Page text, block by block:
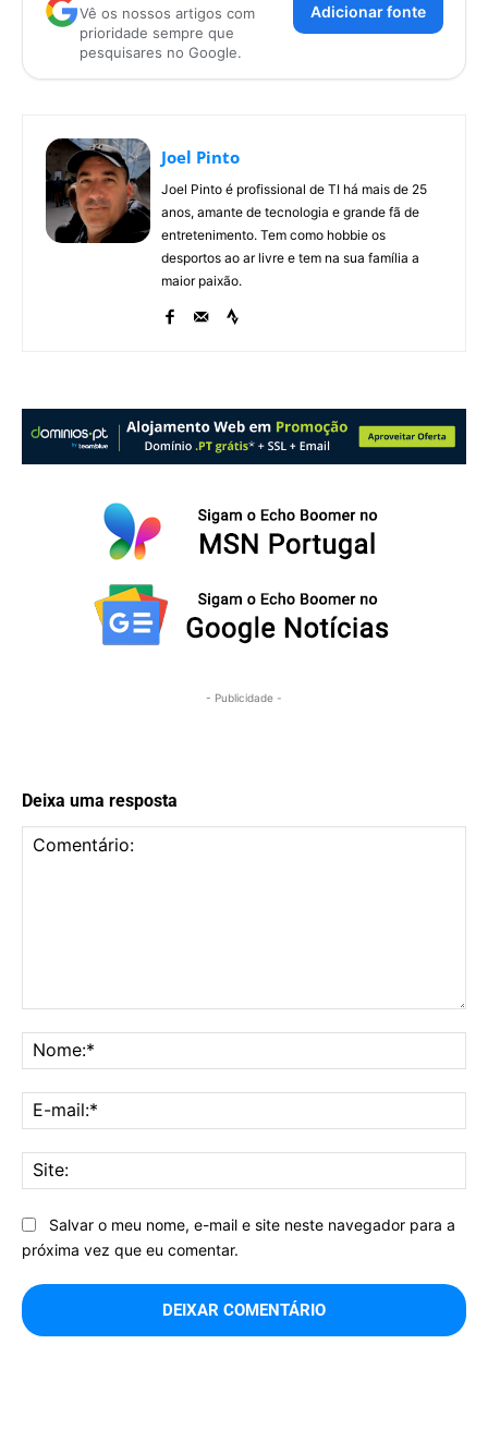
Vê os nossos artigos com
prioridade sempre que
pesquisares no Google.
Adicionar fonte
Joel Pinto
Joel Pinto é profissional de TI há mais de 25
anos, amante de tecnologia e grande fã de
entretenimento. Tem como hobbie os
desportos ao ar livre e tem na sua família a
maior paixão.
- Publicidade -
Deixa uma resposta
Salvar o meu nome, e-mail e site neste navegador para a
próxima vez que eu comentar.